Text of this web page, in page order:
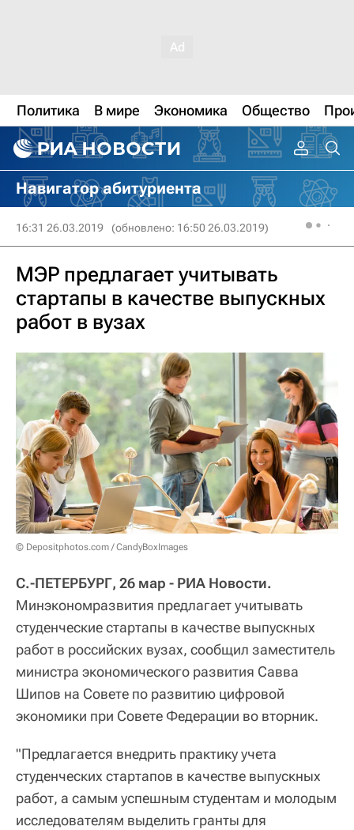
Политика В мире Экономика Общество
Навигатор абитуриента
16:31 26.03.2019 (обновлено: 16:50 26.03.2019)
МЭР предлагает учитывать
стартапы в качестве выпускных
работ в вузах
© Depositphotos.com / CandyBoxImages
С.-ПЕТЕРБУРГ, 26 мар - РИА Новости.
Минэкономразвития предлагает учитывать
студенческие стартапы в качестве выпускных
работ в российских вузах, сообщил заместитель
министра экономического развития Савва
Шипов на Совете по развитию цифровой
экономики при Совете Федерации во вторник.
"Предлагается внедрить практику учета
студенческих стартапов в качестве выпускных
работ, а самым успешным студентам и молодым
исследователям выделить гранты для